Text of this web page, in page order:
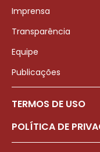
Imprensa
Transparência
Equipe
Publicações
TERMOS DE USO
POLÍTICA DE